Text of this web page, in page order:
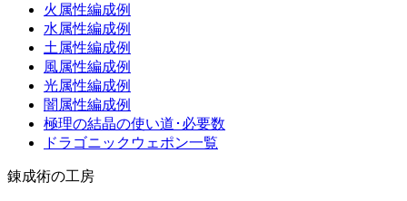
火属性編成例
水属性編成例
土属性編成例
風属性編成例
光属性編成例
闇属性編成例
極理の結晶の使い道･必要数
ドラゴニックウェポン一覧
錬成術の工房